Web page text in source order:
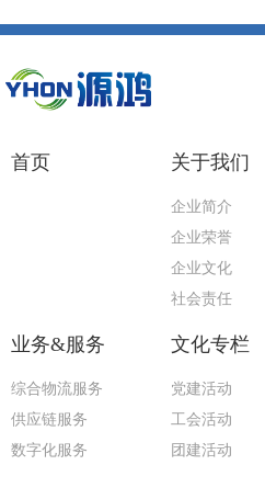
首页 关于我们
企业简介
企业荣誉
企业文化
社会责任
业务&服务
综合物流服务
供应链服务
数字化服务
文化专栏
党建活动
工会活动
团建活动